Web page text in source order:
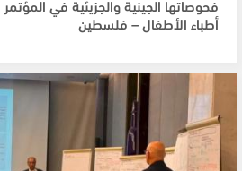
فحوصاتها الجينية والجزيئية في
أطباء الأطفال – فلسطين